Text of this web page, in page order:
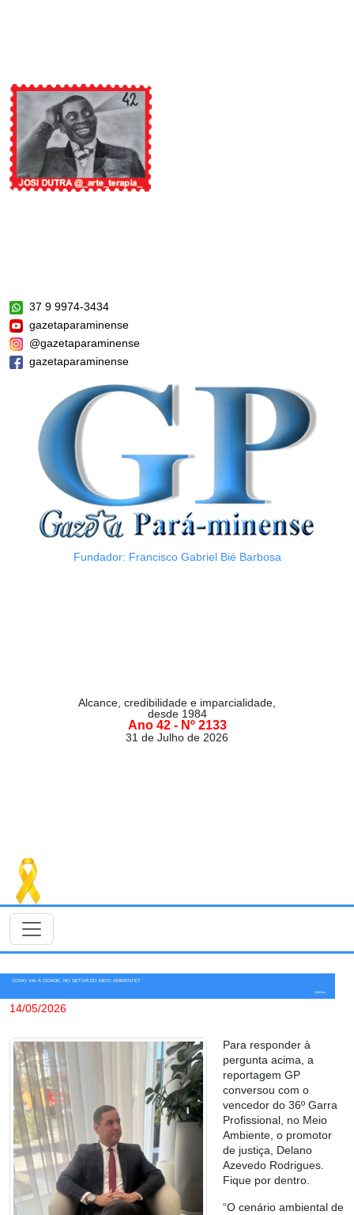
37 9 9974-3434
gazetaparaminense
@gazetaparaminense
gazetaparaminense
Fundador: Francisco Gabriel Bié Barbosa
Alcance, credibilidade e imparcialidade,
desde 1984
Ano 42 - Nº 2133
31 de Julho de 2026
COMO VAI A CIDADE, NO SETOR DO MEIO AMBIENTE?
Notícias
14/05/2026
Para responder à
pergunta acima, a
reportagem GP
conversou com o
vencedor do 36º Garra
Profissional, no Meio
Ambiente, o promotor
de justiça, Delano
Azevedo Rodrigues.
Fique por dentro.
“O cenário ambiental de